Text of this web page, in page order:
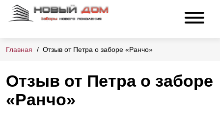
Главная Отзыв от Петра о заборе «Ранчо»
Отзыв от Петра о заборе
«Ранчо»